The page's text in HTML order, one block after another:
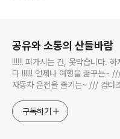
공유와 소통의 산들바람
!!!!!! 퍼가시는 건, 못막습니다.
다 !!!!!! 언제나 여행을 꿈꾸는~
자동차 운전을 즐기는~ /// 컴터
식하는 미드가 있는~ /// 사회적
구독하기